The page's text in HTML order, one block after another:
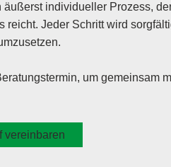
individueller Prozess,
Jeder Schritt wird
um gemeinsam
vereinbaren